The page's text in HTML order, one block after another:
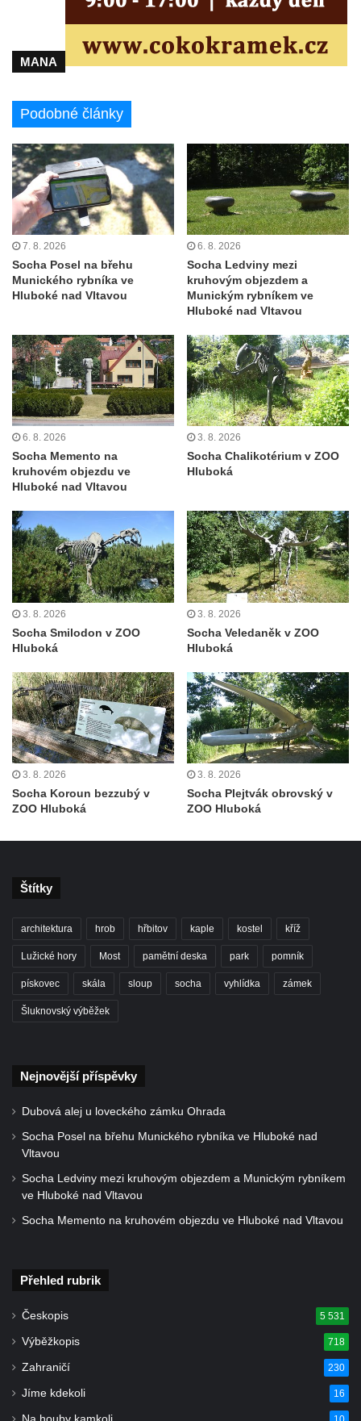
ZOO Dresden
Vltavou
– Hořín u Lužce nad Vltavou
Strom svobody a památník 100 let republiky
a 30. výročí listopadu 1989 v Hrobčicích
Boží muka v parku před domem čp. 17 v
Hrobčicích
Sochy „Klaun a dívenka“ v parku v centru
Hrobčic
Socha svatého Antonína poustevníka v
Mirošovicích
Socha vodníka u požární nádrže v
Socha býka před areálem firmy 2JCP v
Račicích
Povodňový sloup II. v Dobříni
Povodňový sloup I. v Dobříni
Pamětní kámen vodního díla Josefův Důl
Socha svatého Floriána na domě čp. 3 v
Socha svaté Anny u domu čp. 3 v Oparnu
Lavička Václava Havla v Pardubicích
Lavička Václava Havla v Novém Boru
Lavička Václava Havla v Krásné Lípě
Upoutávka JduHřebenovkou u parkoviště
na Mezní Louce
brány
Sousoší svatého Václava, svatého Floriána
a svatého Jana Nepomuckého východně
od Mezné
Socha vodníka na trase naučné stezky v
Srbské Kamenici
Socha Amfitrité u pavilonu Reinerovy fresky
Duchcově
Socha Afrodité u pavilonu Reinerovy fresky
Duchcově
Delfín na Sfingovém rybníku v zámeckém
Sfinga II. na Sfingovém rybníku v
zámeckém parku v Duchcově
Sfinga I. na Sfingovém rybníku v zámeckém
parku v Duchcově
Duchcově
Socha Herkula se lvem na nádvoří zámku v
MANA
Podobné články
7. 8. 2026
Socha Posel na břehu
Munického rybníka ve
Hluboké nad Vltavou
6. 8. 2026
Socha Ledviny mezi
kruhovým objezdem a
Munickým rybníkem ve
Hluboké nad Vltavou
6. 8. 2026
Socha Memento na
kruhovém objezdu ve
Hluboké nad Vltavou
3. 8. 2026
Socha Chalikotérium v ZOO
Hluboká
3. 8. 2026
Socha Smilodon v ZOO
Hluboká
3. 8. 2026
Socha Veledaněk v ZOO
Hluboká
3. 8. 2026
Socha Koroun bezzubý v
ZOO Hluboká
3. 8. 2026
Socha Plejtvák obrovský v
ZOO Hluboká
Štítky
architektura hrob hřbitov kaple kostel kříž
Lužické hory Most pamětní deska park pomník
pískovec skála sloup socha vyhlídka zámek
Šluknovský výběžek
Nejnovější příspěvky
Dubová alej u loveckého zámku Ohrada
Socha Posel na břehu Munického rybníka ve Hluboké nad
Vltavou
Socha Ledviny mezi kruhovým objezdem a Munickým rybníkem
ve Hluboké nad Vltavou
Socha Memento na kruhovém objezdu ve Hluboké nad Vltavou
Přehled rubrik
Českopis 5 531
Výběžkopis 718
Zahraničí 230
Jíme kdekoli 16